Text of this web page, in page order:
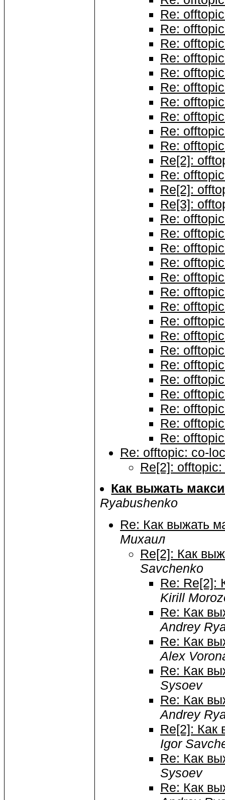
Re:
Re:
Re:
Re:
Re:
Re:
Re:
Re:
Re:
Re:
Re[2]:
Re:
Re[2]:
Re[3]:
Re:
Re:
Re:
Re:
Re:
Re:
Re:
Re:
Re:
Re:
Re:
Re:
Re:
Re:
Re:
Re:
Re: offtopic: co-
Re[2]:
Как выжать
Ryabushenko
Re: Как выжать
Михаил
Re[2]: Как
Savchenko
Re: Re[2]:
Kirill
Re: Как
Andrey
Re: Как
Alex
Re: Как
Sysoev
Re: Как
Andrey
Re[2]: Как
Igor
Re: Как
Sysoev
Re: Как